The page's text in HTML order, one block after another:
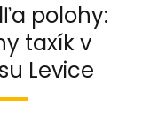
polohy:
taxík v
Levice